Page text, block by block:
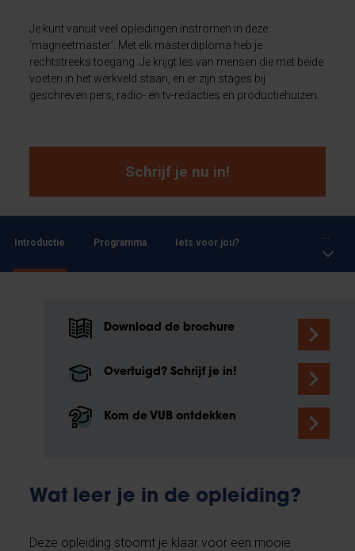
Je kunt vanuit veel opleidingen instromen in deze
‘magneetmaster’. Met elk masterdiploma heb je
rechtstreeks toegang. Je krijgt les van mensen die met beide
voeten in het werkveld staan, en er zijn stages bij
geschreven pers, radio- en tv-redacties en productiehuizen.
Schrijf je nu in!
Introductie Programma Iets voor jou?
Download de brochure
Overtuigd? Schrijf je in!
Kom de VUB ontdekken
Wat leer je in de opleiding?
Deze opleiding stoomt je klaar voor een mooie